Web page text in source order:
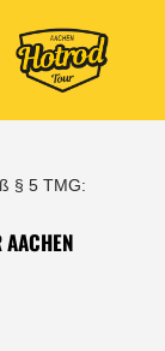
§ 5 TMG:
AACHEN